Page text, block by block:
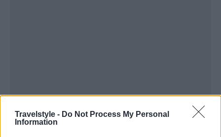
Travelstyle - Do Not Process My Personal
Information